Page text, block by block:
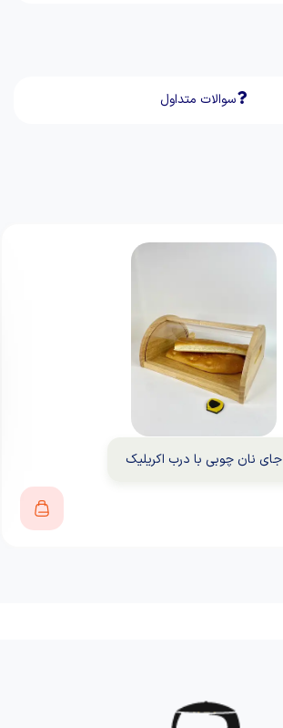
سوالات متداول
جای نان چوبی با درب اکریلیک